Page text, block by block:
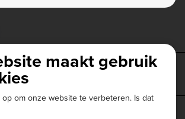
maakt gebruik
op om onze website te verbeteren. Is dat